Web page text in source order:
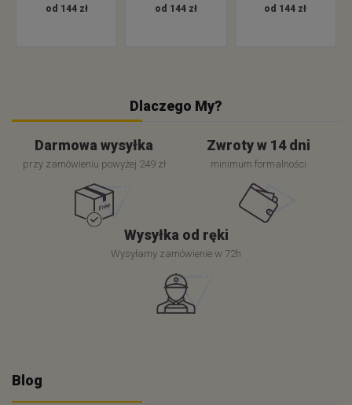
od 144 zł od 144 zł od 144 zł
Dlaczego My?
Darmowa wysyłka
przy zamówieniu powyżej 249 zł
Zwroty w 14 dni
minimum formalności
Wysyłka od ręki
Wysyłamy zamówienie w 72h
Blog